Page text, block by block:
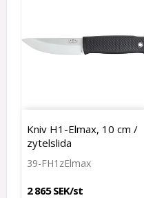
Kniv H1-Elmax, 10 cm /
zytelslida
39-FH1zElmax
2 865 SEK/st